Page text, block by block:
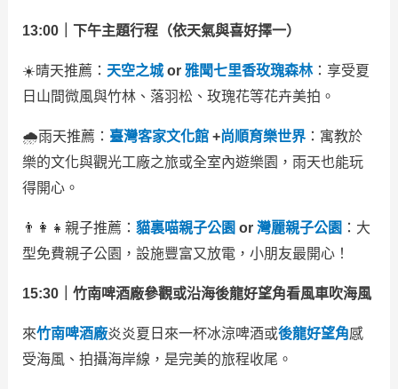
13:00｜下午主題行程（依天氣與喜好擇一）
☀️晴天推薦： 天空之城or 雅聞七里香玫瑰森林：享受夏
日山間微風與竹林、落羽松、玫瑰花等花卉美拍。
🌧雨天推薦： 臺灣客家文化館+尚順育樂世界：寓教於
樂的文化與觀光工廠之旅或全室內遊樂園，雨天也能玩
得開心。
👨‍👩‍👧親子推薦： 貓裏喵親子公園 or 灣麗親子公園 ：大
型免費親子公園，設施豐富又放電，小朋友最開心！
15:30｜竹南啤酒廠參觀或沿海後龍好望角看風車吹海風
來竹南啤酒廠炎炎夏日來一杯冰涼啤酒或後龍好望角感
受海風、拍攝海岸線，是完美的旅程收尾。